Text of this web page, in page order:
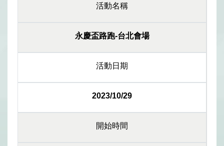
活動名稱
永慶盃路跑-台北會場
活動日期
2023/10/29
開始時間